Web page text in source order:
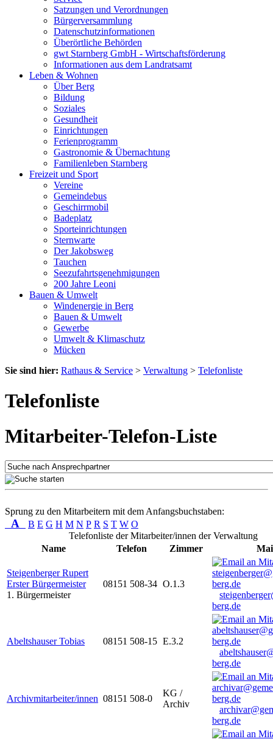
Satzungen und Verordnungen
Bürgerversammlung
Datenschutzinformationen
Überörtliche Behörden
gwt Starnberg GmbH - Wirtschaftsförderung
Informationen aus dem Landratsamt
Leben & Wohnen
Über Berg
Bildung
Soziales
Gesundheit
Einrichtungen
Ferienprogramm
Gastronomie & Übernachtung
Familienleben Starnberg
Freizeit und Sport
Vereine
Gemeindebus
Geschirrmobil
Badeplatz
Sporteinrichtungen
Sternwarte
Der Jakobsweg
Tauchen
Seezufahrtsgenehmigungen
200 Jahre Leoni
Bauen & Umwelt
Windenergie in Berg
Bauen & Umwelt
Gewerbe
Umwelt & Klimaschutz
Mücken
Sie sind hier: Rathaus & Service > Verwaltung > Telefonliste
Telefonliste
Mitarbeiter-Telefon-Liste
Sprung zu den Mitarbeitern mit dem Anfangsbuchstaben:
A B E G H M N P R S T W O
Telefonliste der Mitarbeiter/innen der Verwaltung
Name
Telefon Zimmer
Steigenberger Rupert
Erster Bürgermeister
1. Bürgermeister
08151 508-34 O.1.3
berg.de
Abeltshauser Tobias 08151 508-15 E.3.2
berg.de
Archivmitarbeiter/innen 08151 508-0
KG /
Archiv
berg.de